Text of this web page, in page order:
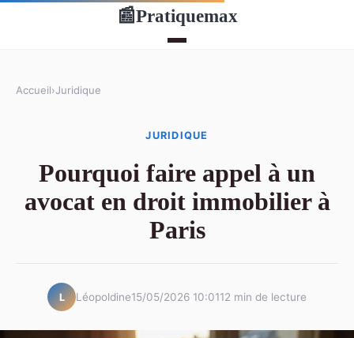
📰Pratiquemax
Accueil›Juridique
JURIDIQUE
Pourquoi faire appel à un
avocat en droit immobilier à
Paris
L Léopoldine15/05/2026 10:0112 min de lecture